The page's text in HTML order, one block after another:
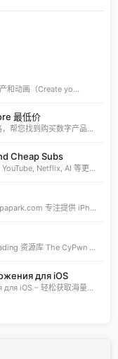
和动画（Create yo...
最低价
实时对比全球各大区 App Store 的应用价格，帮您找到购买数字产品的最佳时机。支持实时汇率换算和 AI 智能分析。
Cheap Subs
拒绝多花冤枉钱，实时跟踪、对比 Spotify, YouTube, Netflix, AI 等更多 App 的全球订阅价格。发现 App Store 最低价国家，订阅费用立省 80%。
iPA资源一站式下载平台——ipapark.com ipapark.com 专注提供 iPhone、iPad、iPod 软体的 IPA 文件下载服务，覆盖 iOS4 至 iOS16 全系统版本，满足不同机型的用户需求。无论是正版砸壳、开心版软件，还是越狱插件、免费证书，都可在本站快速获取。 核心优势 **全网最全 ip
CyPwn IPA Library——最全的 iOS Sideloading 资源库 The CyPwn IPA Library is the most complete sideloading library available for iOS devices. 这里聚合了海量 IPA 包，覆盖 Jailbreak
для iOS
Скачать бесплатно игры и приложения для iOS – 轻松获取海量精品 在 iklassika.ru，您可以 Скачать 各类 бесплатно 的 игры 与 приложения，专为 iOS 设备打造。平台汇聚最新、最热的移动资源，让用户无需繁琐搜索，一键下载，畅享无